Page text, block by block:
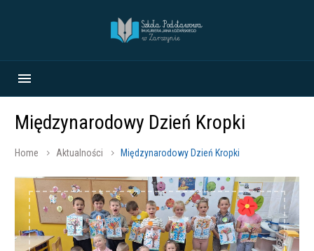
Międzynarodowy Dzień Kropki
Home Aktualności Międzynarodowy Dzień Kropki